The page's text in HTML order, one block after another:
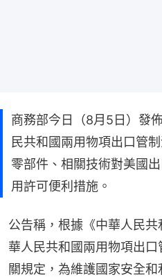
商務部今日（8月5日）發
民共和國兩用物項出口管
零部件、相關技術對美國
用許可便利措施。
公告稱，根據《中華人民
華人民共和國兩用物項出
關規定，為維護國家安全